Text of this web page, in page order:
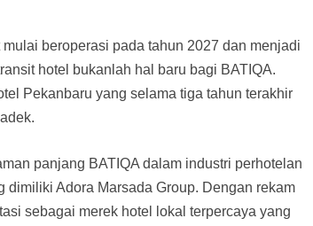
beroperasi pada tahun 2027 dan menjadi
hotel bukanlah hal baru bagi BATIQA.
Pekanbaru yang selama tiga tahun terakhir
panjang BATIQA dalam industri perhotelan
Adora Marsada Group. Dengan rekam
sebagai merek hotel lokal terpercaya yang